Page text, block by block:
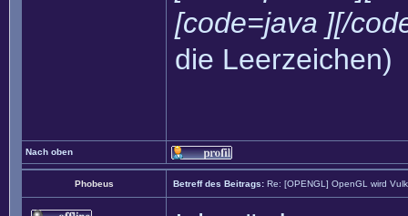
[code=java ][/
die Leerzeichen)
Nach oben
Phobeus Betreff des Beitrags: Re: [OPENGL] OpenGL wird